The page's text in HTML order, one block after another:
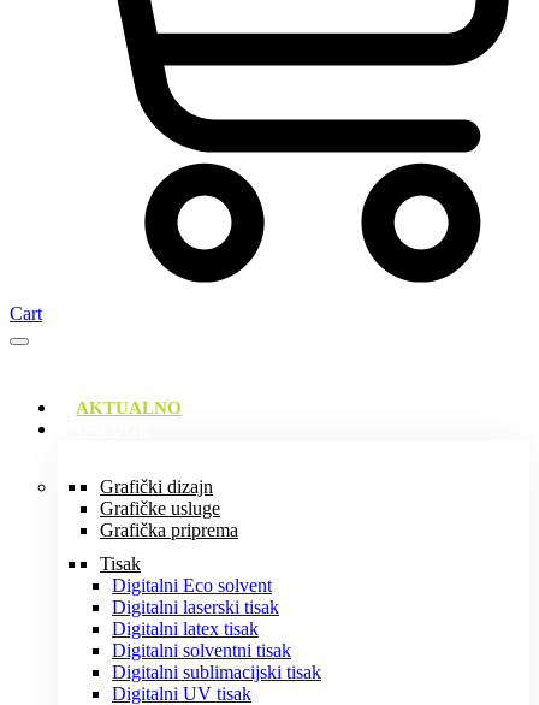
Cart
AKTUALNO
Grafički dizajn
Grafičke usluge
Grafička priprema
Tisak
Digitalni Eco solvent
Digitalni laserski tisak
Digitalni latex tisak
Digitalni solventni tisak
Digitalni sublimacijski tisak
Digitalni UV tisak